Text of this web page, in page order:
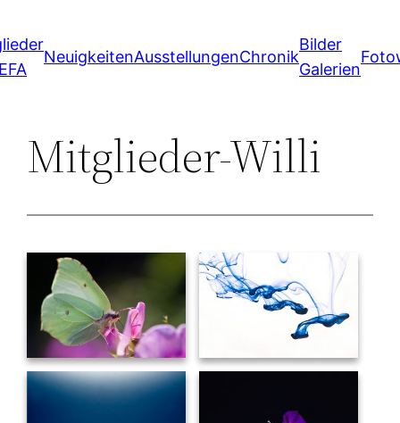
Inhalt
springen
NeuigkeitenAusstellungenChronik
Bilder
Galerien
Mitglieder-Willi